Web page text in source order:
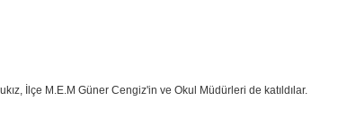
İlçe M.E.M Güner Cengiz'in ve Okul Müdürleri de katıldılar.